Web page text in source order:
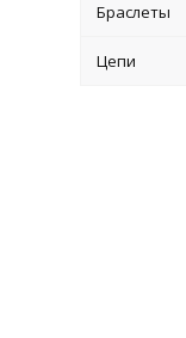
Браслеты
Цепи